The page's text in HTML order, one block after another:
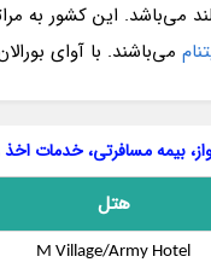
می‌باشد. این کشور به
می‌باشند. با آوای
بیمه مسافرتی، خدمات اخذ
هتل
M Village/Army Hotel